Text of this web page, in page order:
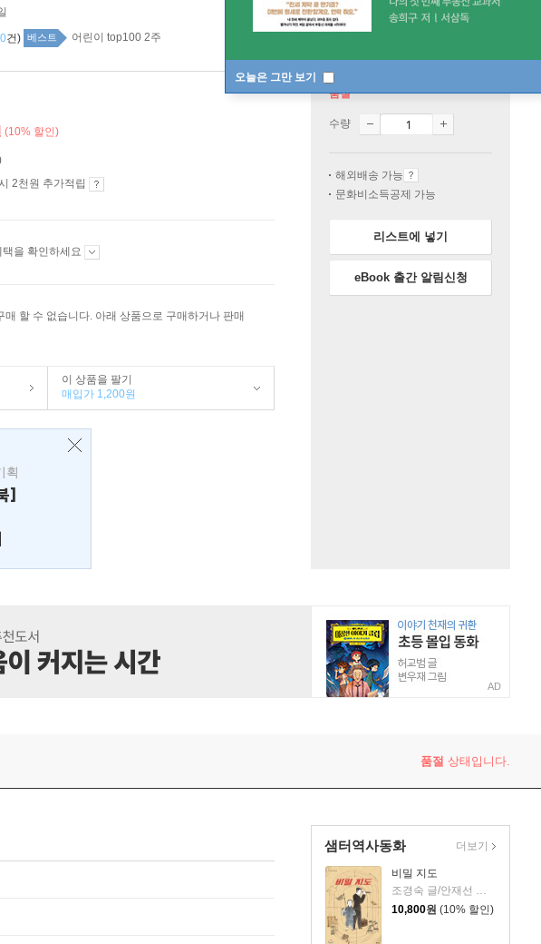
오늘은 그만 보기
건) 베스트 어린이 top100 2주
(10% 할인)
2천원 추가적립
을 확인하세요
매 할 수 없습니다. 아래 상품으로 구매하거나 판매
이 상품을 팔기
매입가 1,200원
획
]
품절
수량
해외배송 가능
문화비소득공제 가능
리스트에 넣기
eBook 출간 알림신청
AD
품절 상태입니다.
샘터역사동화
비밀 지도
조경숙 글/안재선 그림/이지수 감수
10,800원 (10% 할인)
더보기